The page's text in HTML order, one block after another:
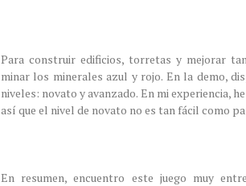
Para construir edificios, torretas y mejorar
minar los minerales azul y rojo. En la demo,
niveles: novato y avanzado. En mi experiencia,
así que el nivel de novato no es tan fácil como
En resumen, encuentro este juego muy